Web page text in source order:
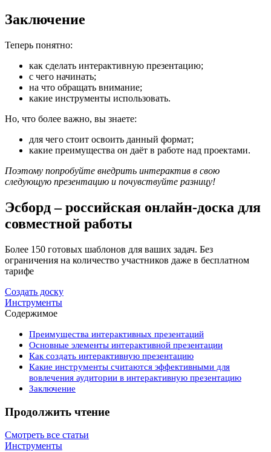
Заключение
Теперь понятно:
как сделать интерактивную презентацию;
с чего начинать;
на что обращать внимание;
какие инструменты использовать.
Но, что более важно, вы знаете:
для чего стоит освоить данный формат;
какие преимущества он даёт в работе над проектами.
Поэтому попробуйте внедрить интерактив в свою
следующую презентацию и почувствуйте разницу!
Эсборд – российская онлайн-доска для
совместной работы
Более 150 готовых шаблонов для ваших задач. Без
ограничения на количество участников даже в бесплатном
тарифе
Создать доску
Инструменты
Содержимое
Преимущества интерактивных презентаций
Основные элементы интерактивной презентации
Как создать интерактивную презентацию
Какие инструменты считаются эффективными для
вовлечения аудитории в интерактивную презентацию
Заключение
Продолжить чтение
Смотреть все статьи
Инструменты